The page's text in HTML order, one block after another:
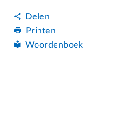
Delen
Printen
Woordenboek